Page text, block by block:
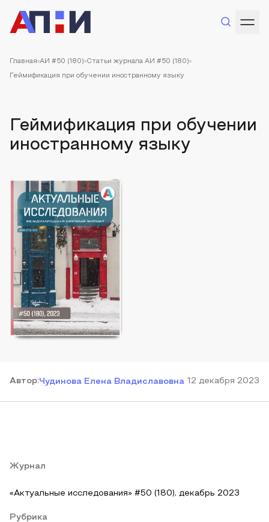
Главная АИ #50 (180) Статьи журнала АИ #50 (180)
Геймификация при обучении иностранному языку
Геймификация при обучении
иностранному языку
Автор:Чудинова Елена Владиславовна 12 декабря 2023
Журнал
«Актуальные исследования» #50 (180), декабрь 2023
Рубрика